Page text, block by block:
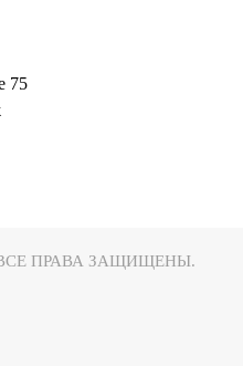
75
ВСЕ ПРАВА ЗАЩИЩЕНЫ.